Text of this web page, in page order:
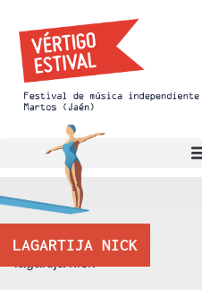
LAGARTIJA NICK